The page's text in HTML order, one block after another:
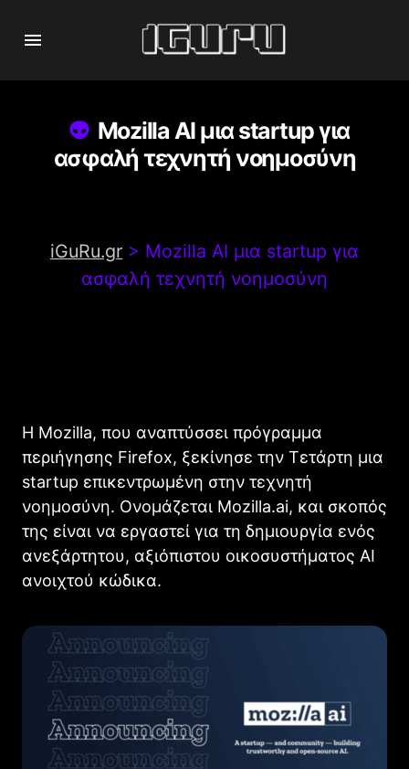
Mozilla AI μια startup για
ασφαλή τεχνητή νοημοσύνη
iGuRu.gr > Mozilla AI μια startup για
ασφαλή τεχνητή νοημοσύνη
Η Mozilla, που αναπτύσσει πρόγραμμα
περιήγησης Firefox, ξεκίνησε την Τετάρτη μια
startup επικεντρωμένη στην τεχνητή
νοημοσύνη. Ονομάζεται Mozilla.ai, και σκοπός
της είναι να εργαστεί για τη δημιουργία ενός
ανεξάρτητου, αξιόπιστου οικοσυστήματος AI
ανοιχτού κώδικα.